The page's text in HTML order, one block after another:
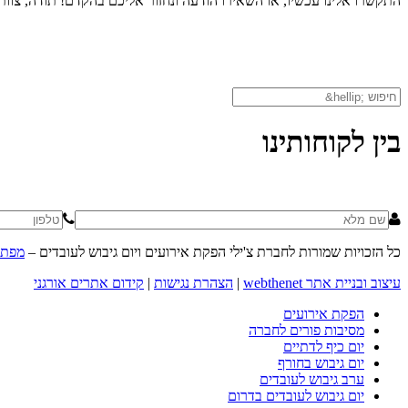
בין לקוחותינו
כל הזכויות שמורות לחברת צ'ילי הפקת אירועים ויום גיבוש לעובדים –
עיצוב ובניית אתר webthenet
| הצהרת נגישות | קידום אתרים אורגני
הפקת אירועים
מסיבות פורים לחברה
יום כיף לדתיים
יום גיבוש בחורף
ערב גיבוש לעובדים
יום גיבוש לעובדים בדרום